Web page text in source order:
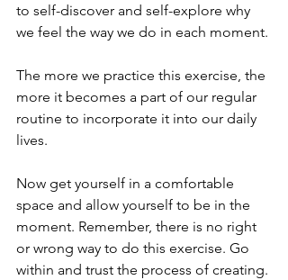
to self-discover and self-explore why
we feel the way we do in each moment.
The more we practice this exercise, the
more it becomes a part of our regular
routine to incorporate it into our daily
lives.
Now get yourself in a comfortable
space and allow yourself to be in the
moment. Remember, there is no right
or wrong way to do this exercise. Go
within and trust the process of creating.